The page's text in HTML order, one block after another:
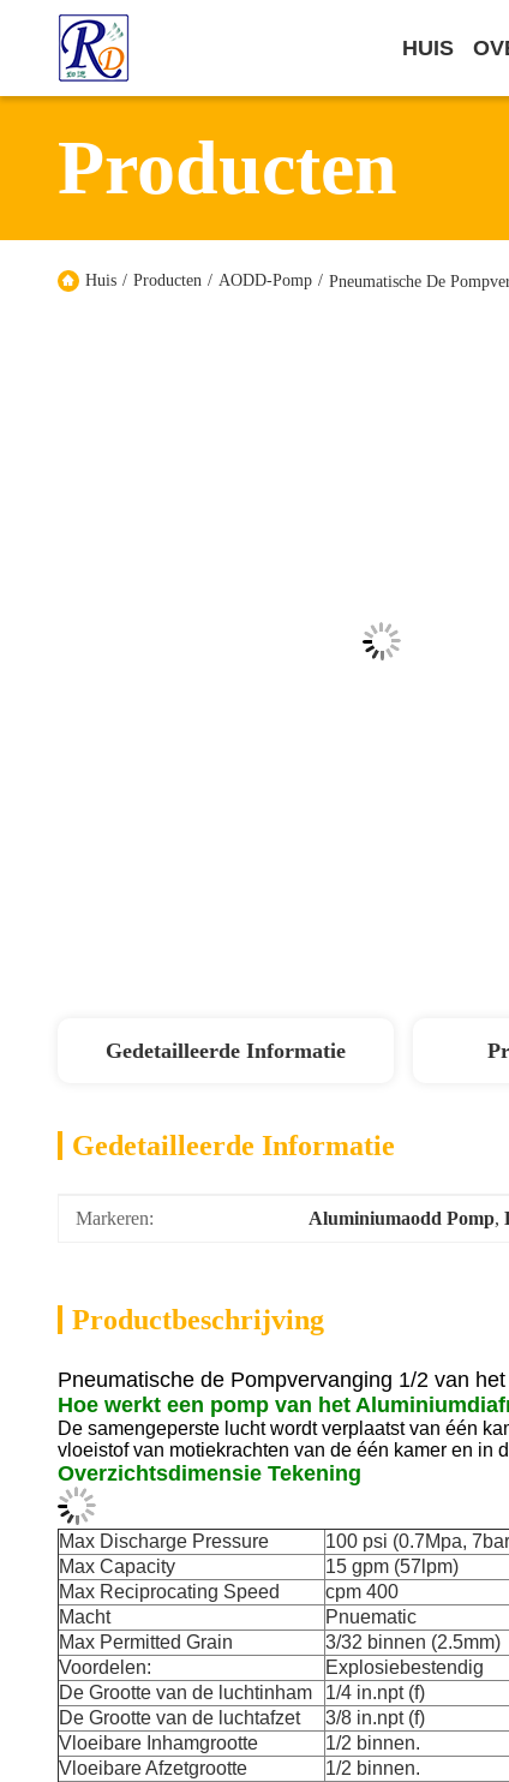
HUIS
Producten
Huis / Producten / AODD-Pomp / Pneumatische De
Gedetailleerde Informatie
Gedetailleerde Informatie
Markeren: Aluminiumaodd Pomp,
Productbeschrijving
Pneumatische de Pompvervanging 1/2 van
Hoe werkt een pomp van het
De samengeperste lucht wordt verplaatst van één
vloeistof van motiekrachten van de één kamer en in
Overzichtsdimensie Tekening
Max Discharge Pressure
100 psi (0.7Mpa,
Max Capacity
15 gpm (57lpm)
Max Reciprocating Speed
cpm 400
Macht
Pnuematic
Max Permitted Grain
3/32 binnen (2.5mm)
Voordelen:
Explosiebestendig
De Grootte van de luchtinham
1/4 in.npt (f)
De Grootte van de luchtafzet
3/8 in.npt (f)
Vloeibare Inhamgrootte
1/2 binnen.
Vloeibare Afzetgrootte
1/2 binnen.